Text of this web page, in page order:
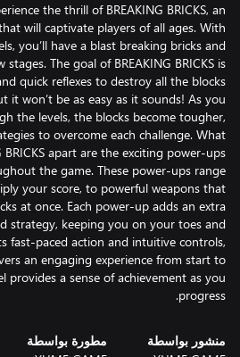
the thrill of BREAKING BRICKS, an
will captivate players of all ages. With
you’ll have a blast breaking bricks and
The goal of BREAKING BRICKS is
quick reflexes to destroy all the blocks
it won’t be as easy as it sounds! As you
the levels, the blocks become tougher,
to overcome each challenge. What
BRICKS apart are the exciting power-ups
the game. These power-ups range
your score, to powerful weapons that
at once. Each power-up adds an extra
strategy, keeping you on your toes and
fast-paced action and intuitive controls,
an engaging experience from start to
provides a sense of achievement as you
progress.
منشور بواسطة مطورة بواسطة